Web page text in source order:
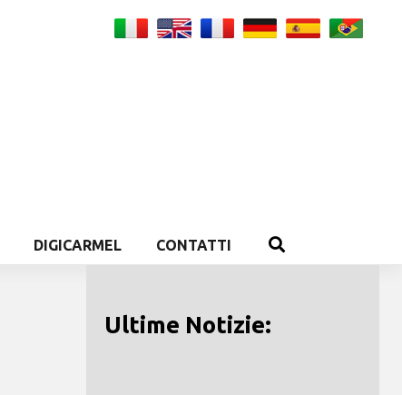
DIGICARMEL CONTATTI
Ultime Notizie: